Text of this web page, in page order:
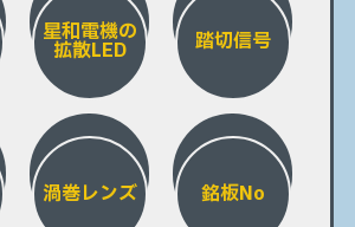
星和電機の
拡散LED 踏切信号
渦巻レンズ 銘板No